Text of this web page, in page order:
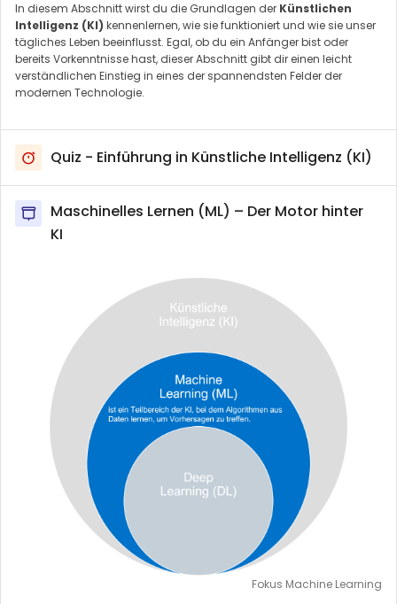
In diesem Abschnitt wirst du die Grundlagen der Künstlichen
Intelligenz (KI) kennenlernen, wie sie funktioniert und wie sie unser
tägliches Leben beeinflusst. Egal, ob du ein Anfänger bist oder
bereits Vorkenntnisse hast, dieser Abschnitt gibt dir einen leicht
verständlichen Einstieg in eines der spannendsten Felder der
modernen Technologie.
Quiz - Einführung in Künstliche Intelligenz (KI)
Maschinelles Lernen (ML) – Der Motor hinter
KI
Fokus Machine Learning